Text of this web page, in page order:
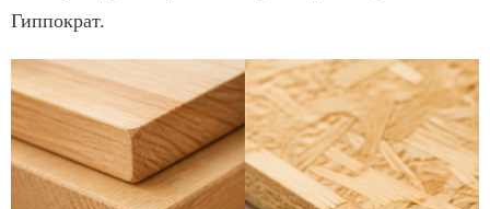
Гиппократ.